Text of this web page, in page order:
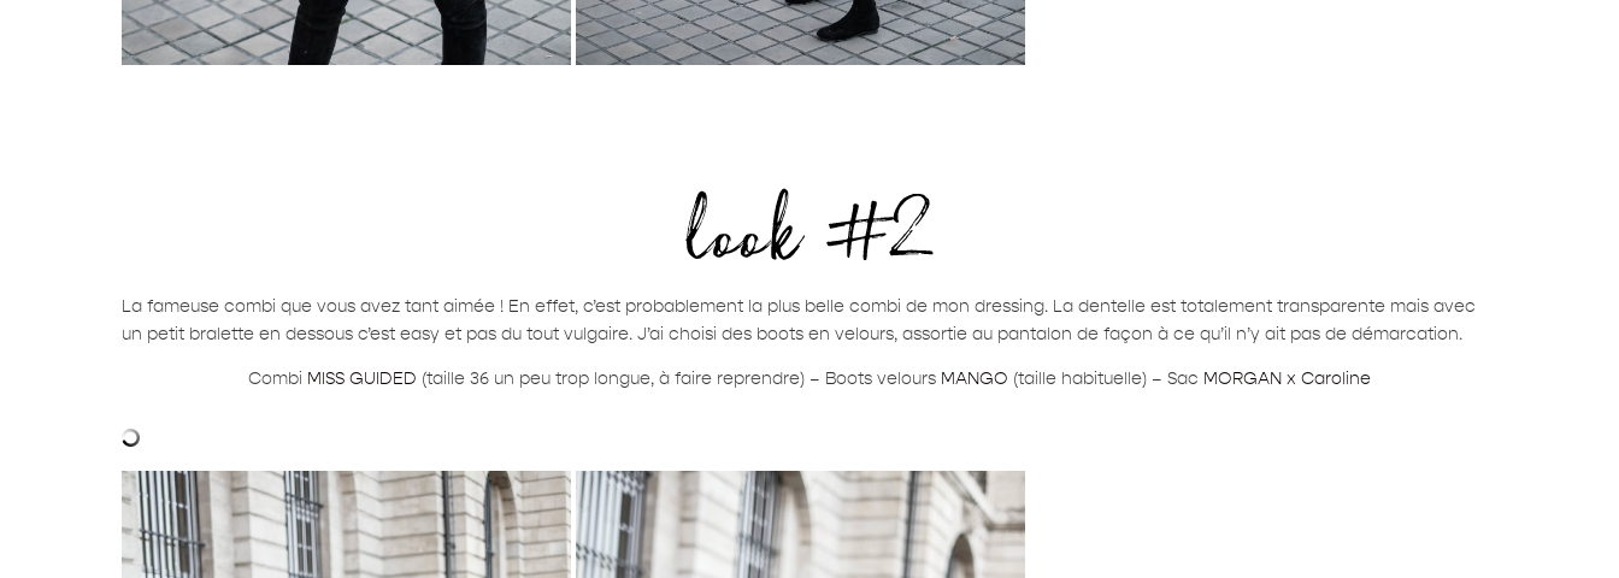
La fameuse combi que vous avez tant aimée ! En effet, c’est probablement la plus belle combi de mon dressing. La dentelle est totalement transparente mais avec
un petit bralette en dessous c’est easy et pas du tout vulgaire. J’ai choisi des boots en velours, assortie au pantalon de façon à ce qu’il n’y ait pas de démarcation.
Combi MISS GUIDED (taille 36 un peu trop longue, à faire reprendre) – Boots velours MANGO (taille habituelle) – Sac MORGAN x Caroline